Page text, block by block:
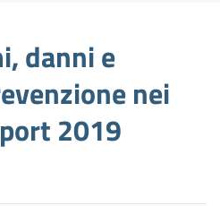
danni e
nei
2019